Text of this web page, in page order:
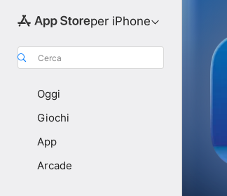
per iPhone
Cerca
Oggi
Giochi
App
Arcade